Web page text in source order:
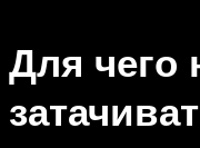
Для чего